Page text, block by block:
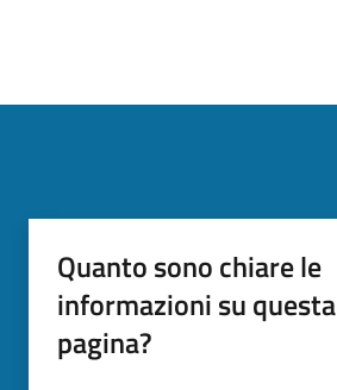
Quanto sono chiare le
informazioni su questa
pagina?